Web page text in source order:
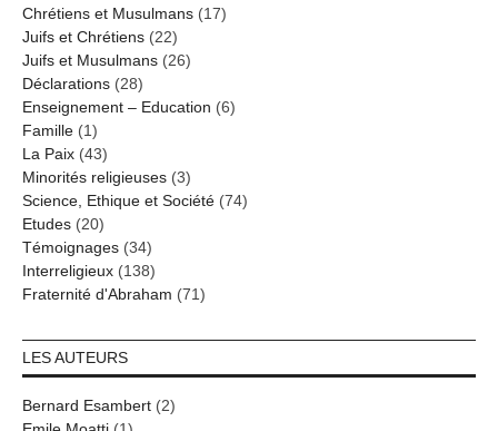
Chrétiens et Musulmans (17)
Juifs et Chrétiens (22)
Juifs et Musulmans (26)
Déclarations (28)
Enseignement – Education (6)
Famille (1)
La Paix (43)
Minorités religieuses (3)
Science, Ethique et Société (74)
Etudes (20)
Témoignages (34)
Interreligieux (138)
Fraternité d'Abraham (71)
LES AUTEURS
Bernard Esambert (2)